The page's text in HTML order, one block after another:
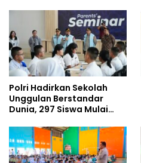
Polri Hadirkan Sekolah
Unggulan Berstandar
Dunia, 297 Siswa Mulai